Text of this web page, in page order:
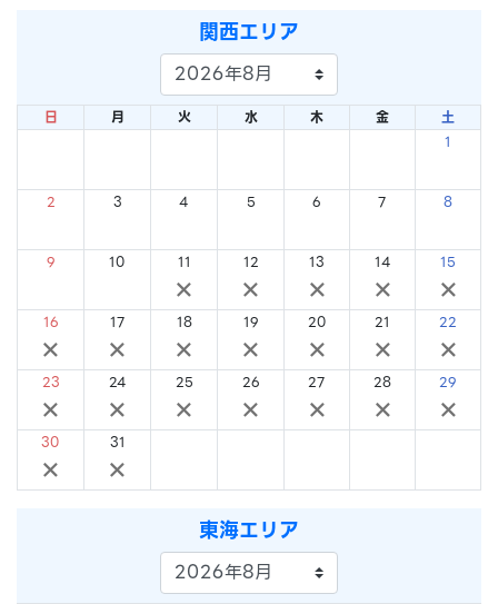
関西エリア
日 月 火 水 木 金
土
1
2 3 4 5 6 7 8
9 10 11
×
12
×
13
×
14
×
15
×
16
×
17
×
18
×
19
×
20
×
21
×
22
×
23
×
24
×
25
×
26
×
27
×
28
×
29
×
30
×
31
×
東海エリア